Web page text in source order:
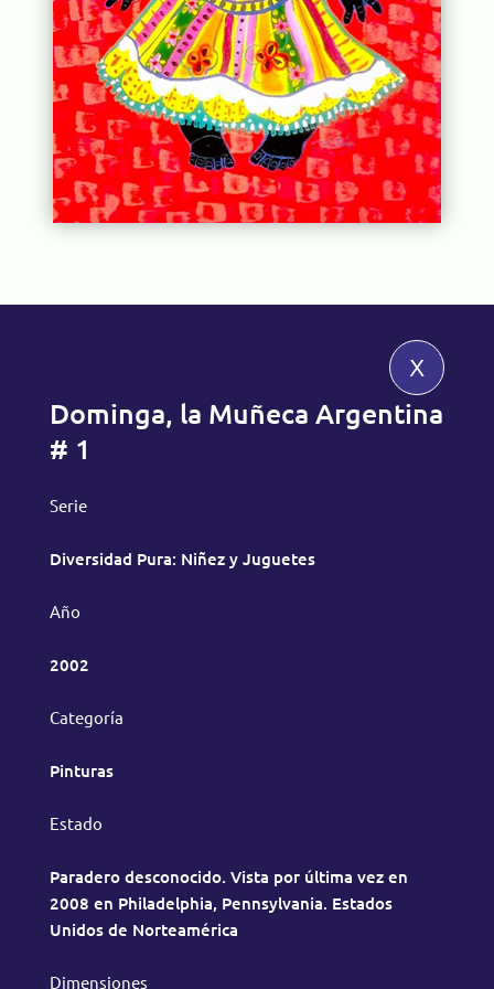
x
Dominga, la Muñeca Argentina
# 1
Serie
Diversidad Pura: Niñez y Juguetes
Año
2002
Categoría
Pinturas
Estado
Paradero desconocido. Vista por última vez en
2008 en Philadelphia, Pennsylvania. Estados
Unidos de Norteamérica
Dimensiones